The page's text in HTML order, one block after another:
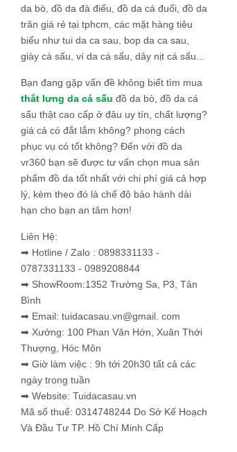
da bò, đồ da đà điểu, đồ da cá đuối, đồ da
trăn giá rẻ tại tphcm, các mặt hàng tiêu
biểu như tui da ca sau, bop da ca sau,
giày cá sấu, ví da cá sấu, dây nịt cá sấu...
Bạn đang gặp vấn đề không biết tìm mua
thắt lưng da cá sấu đồ da bò, đồ da cá
sấu thật cao cấp ở đâu uy tín, chất lượng?
giá cả có đắt lắm không? phong cách
phục vụ có tốt không? Đến với đồ da
vr360 bạn sẽ được tư vấn chọn mua sản
phẩm đồ da tốt nhất với chi phí giá cả hợp
lý, kèm theo đó là chế độ bảo hành dài
hạn cho bạn an tâm hơn!
Liên Hệ:
➡ Hotline / Zalo : 0898331133 -
0787331133 - 0989208844
➡ ShowRoom:1352 Trường Sa, P3, Tân
Bình
➡ Email: tuidacasau.vn@gmail. com
➡ Xưởng: 100 Phan Văn Hớn, Xuân Thới
Thượng, Hóc Môn
➡ Giờ làm việc : 9h tới 20h30 tất cả các
ngày trong tuần
➡ Website: Tuidacasau.vn
Mã số thuế: 0314748244 Do Sở Kế Hoạch
Và Đầu Tư TP. Hồ Chí Minh Cấp